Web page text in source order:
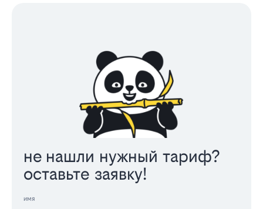
не нашли нужный тариф?
оставьте заявку!
имя